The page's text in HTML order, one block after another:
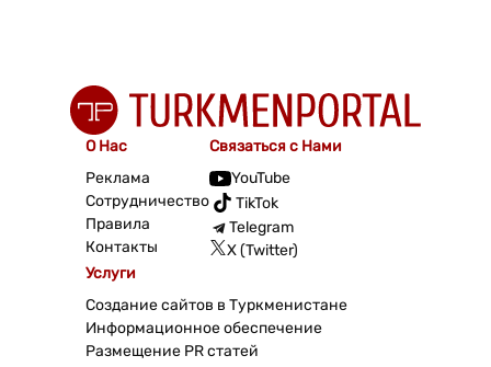
О Нас
Реклама
Сотрудничество
Правила
Контакты
Связаться с Нами
YouTube
TikTok
Telegram
X (Twitter)
Услуги
Создание сайтов в Туркменистане
Информационное обеспечение
Размещение PR статей